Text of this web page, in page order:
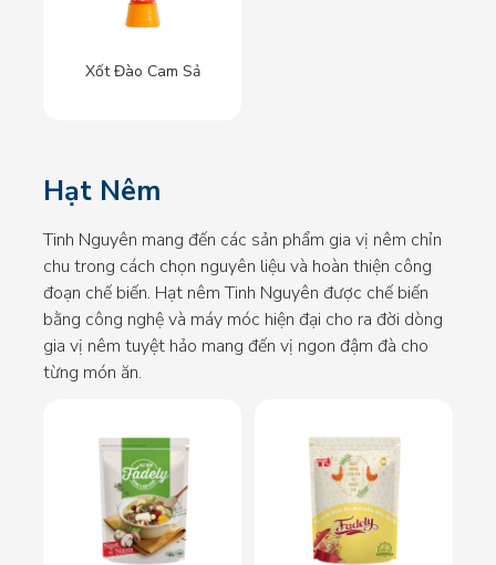
Xốt Đào Cam Sả
Hạt Nêm
Tinh Nguyên mang đến các sản phẩm gia vị nêm chỉn
chu trong cách chọn nguyên liệu và hoàn thiện công
đoạn chế biến. Hạt nêm Tinh Nguyên được chế biến
bằng công nghệ và máy móc hiện đại cho ra đời dòng
gia vị nêm tuyệt hảo mang đến vị ngon đậm đà cho
từng món ăn.